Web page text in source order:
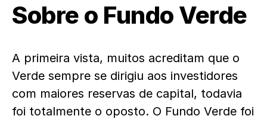
Sobre o Fundo Verde
A primeira vista, muitos acreditam que o
Verde sempre se dirigiu aos investidores
com maiores reservas de capital, todavia
foi totalmente o oposto. O Fundo Verde foi